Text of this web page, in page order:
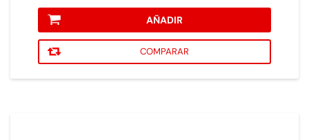
AÑADIR
COMPARAR